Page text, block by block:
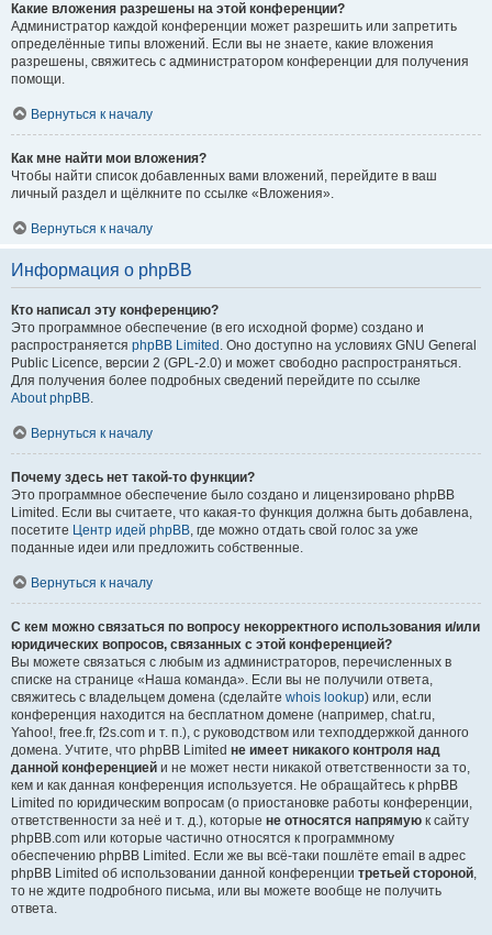
Какие вложения разрешены на этой конференции?
Администратор каждой конференции может разрешить или запретить
определённые типы вложений. Если вы не знаете, какие вложения
разрешены, свяжитесь с администратором конференции для получения
помощи.
Вернуться к началу
Как мне найти мои вложения?
Чтобы найти список добавленных вами вложений, перейдите в ваш
личный раздел и щёлкните по ссылке «Вложения».
Вернуться к началу
Информация о phpBB
Кто написал эту конференцию?
Это программное обеспечение (в его исходной форме) создано и
распространяется phpBB Limited . Оно доступно на условиях GNU General
Public Licence, версии 2 (GPL-2.0) и может свободно распространяться.
Для получения более подробных сведений перейдите по ссылке
About phpBB.
Вернуться к началу
Почему здесь нет такой-то функции?
Это программное обеспечение было создано и лицензировано phpBB
Limited. Если вы считаете, что какая-то функция должна быть добавлена,
посетите Центр идей phpBB, где можно отдать свой голос за уже
поданные идеи или предложить собственные.
Вернуться к началу
С кем можно связаться по вопросу некорректного использования и/или
юридических вопросов, связанных с этой конференцией?
Вы можете связаться с любым из администраторов, перечисленных в
списке на странице «Наша команда». Если вы не получили ответа,
свяжитесь с владельцем домена (сделайте whois lookup) или, если
конференция находится на бесплатном домене (например, chat.ru,
Yahoo!, free.fr, f2s.com и т. п.), с руководством или техподдержкой данного
домена. Учтите, что phpBB Limited не имеет никакого контроля над
данной конференцией и не может нести никакой ответственности за то,
кем и как данная конференция используется. Не обращайтесь к phpBB
Limited по юридическим вопросам (о приостановке работы конференции,
ответственности за неё и т. д.), которые не относятся напрямую к сайту
phpBB.com или которые частично относятся к программному
обеспечению phpBB Limited. Если же вы всё-таки пошлёте email в адрес
phpBB Limited об использовании данной конференции третьей стороной,
то не ждите подробного письма, или вы можете вообще не получить
ответа.